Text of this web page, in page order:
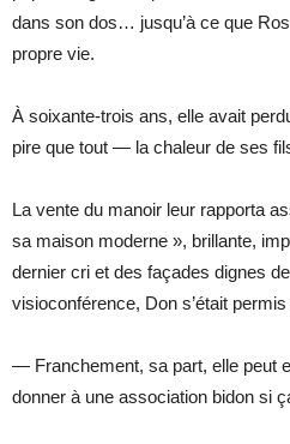
dans son dos… jusqu’à ce que
propre vie.
À soixante-trois ans, elle avait
pire que tout — la chaleur de ses
La vente du manoir leur rapporta
sa maison moderne », brillante,
dernier cri et des façades dignes
visioconférence, Don s’était
— Franchement, sa part, elle peut
donner à une association bidon si